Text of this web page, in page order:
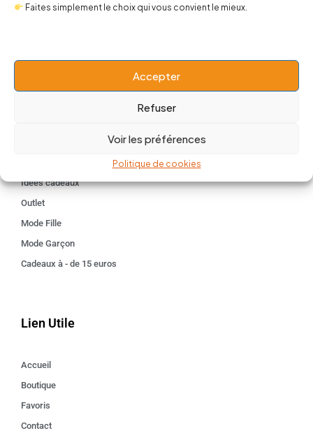
Faites simplement le choix qui vous convient le mieux.
Accepter
Refuser
Voir les préférences
Politique de cookies
Boutique
Idées cadeaux
Outlet
Mode Fille
Mode Garçon
Cadeaux à - de 15 euros
Lien Utile
Accueil
Boutique
Favoris
Contact